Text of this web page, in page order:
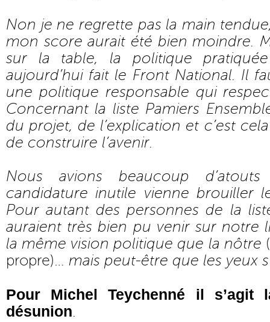
Non je ne regrette pas la main
mon score aurait été bien moindre.
sur la table, la politique
aujourd’hui fait le Front National. Il
une politique responsable qui
Concernant la liste Pamiers
du projet, de l’explication et c’est
de construire l’avenir.
Nous avions beaucoup
candidature inutile vienne brouiller
Pour autant des personnes de la
auraient très bien pu venir sur notre
la même vision politique que la nôtre
propre)… mais peut-être que les yeux
Pour Michel Teychenné il
désunion.